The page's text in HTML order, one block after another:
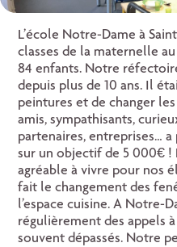
L’école Notre-Dame à
classes de la maternelle
84 enfants. Notre
depuis plus de 10 ans. Il
peintures et de changer les
amis, sympathisants,
partenaires, entreprises…
sur un objectif de 5 000€
agréable à vivre pour nos
fait le changement des
l’espace cuisine. A Notre-
régulièrement des appels
souvent dépassés. Notre